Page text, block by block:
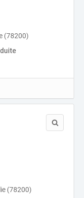
(78200)
(78200)